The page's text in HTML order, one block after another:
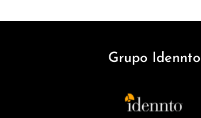
Grupo Idennto